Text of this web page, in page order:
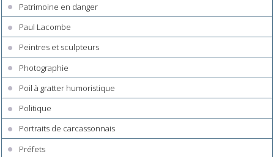
Patrimoine en danger
Paul Lacombe
Peintres et sculpteurs
Photographie
Poil à gratter humoristique
Politique
Portraits de carcassonnais
Préfets